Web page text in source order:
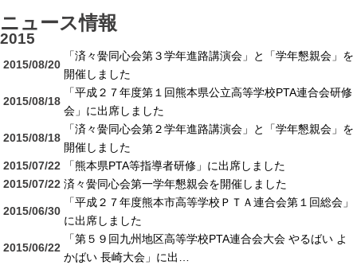
ニュース情報
2015
2015/08/20
「済々黌同心会第３学年進路講演会」と「学年懇親会」を
開催しました
2015/08/18
「平成２７年度第１回熊本県公立高等学校PTA連合会研修
会」に出席しました
2015/08/18
「済々黌同心会第２学年進路講演会」と「学年懇親会」を
開催しました
2015/07/22
「熊本県PTA等指導者研修」に出席しました
2015/07/22 済々黌同心会第一学年懇親会を開催しました
2015/06/30
「平成２７年度熊本市高等学校ＰＴＡ連合会第１回総会」
に出席しました
2015/06/22
「第５９回九州地区高等学校PTA連合会大会 やるばい よ
かばい 長崎大会」に出…